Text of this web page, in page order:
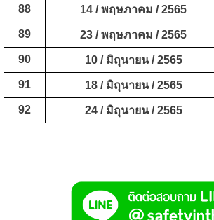
88 14 /พฤษภาคม / 2565
89 23 /พฤษภาคม / 2565
90 10 / มิถุนายน / 2565
91 18 / มิถุนายน/ 2565
92 24 / มิถุนายน/ 2565